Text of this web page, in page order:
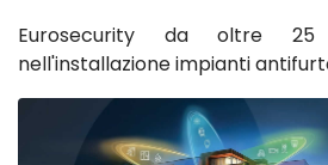
Eurosecurity da oltre 25
nell'installazione impianti